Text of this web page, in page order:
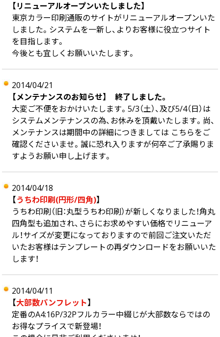
【リニューアルオープンいたしました】
東京カラー印刷通販のサイトがリニューアルオープンいた
しました。システムを一新し、よりお客様に役立つサイト
を目指します。
今後とも宜しくお願いいたします。
2014/04/21
【メンテナンスのお知らせ】 終了しました。
大変ご不便をおかけいたします。5/3（土）、及び5/4（日）は
システムメンテナンスの為、お休みを頂戴いたします。尚、
メンテナンスは期間中の詳細につきましては こちらをご
確認くださいませ。誠に恐れ入りますが何卒ご了承賜りま
すようお願い申し上げます。
2014/04/18
【うちわ印刷(円形/四角)】
うちわ印刷（旧：丸型うちわ印刷）が新しくなりました！角丸
四角型も追加され、さらにお求めやすい価格でリニューア
ル！サイズが変更になっておりますので前回ご注文いただ
いたお客様はテンプレートの再ダウンロードをお願いいた
します！
2014/04/11
【大部数パンフレット】
定番のA4:16P/32Pフルカラー中綴じが大部数ならではの
お得なプライスで新登場！